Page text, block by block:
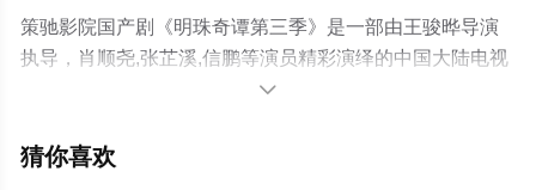
策驰影院国产剧《明珠奇谭第三季》是一部由王骏晔导演
执导，肖顺尧,张芷溪,信鹏等演员精彩演绎的中国大陆电视
剧，大结局剧情已揭晓（全24集），手机免费观看高清未
移步至豆瓣电视剧、电视猫或剧情网等平台了解。

猜你喜欢